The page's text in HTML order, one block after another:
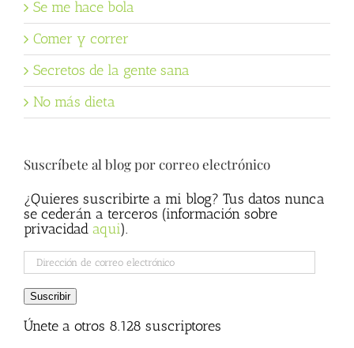
Se me hace bola
Comer y correr
Secretos de la gente sana
No más dieta
Suscríbete al blog por correo electrónico
¿Quieres suscribirte a mi blog? Tus datos nunca
se cederán a terceros (información sobre
privacidad aqui).
Dirección
de
correo
electrónico
Suscribir
Únete a otros 8.128 suscriptores